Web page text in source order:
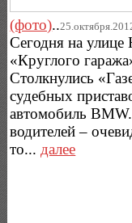
(фото)..
Сегодня на улице
«Круглого
Столкнулись
судебных
автомобиль
водителей –
то... далее